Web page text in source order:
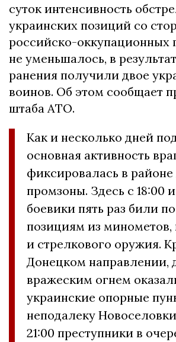
суток интенсивность
украинских позиций со
российско-оккупационных
не уменьшалось, в
ранения получили двое
воинов. Об этом сообщает
штаба АТО.
Как и несколько дней
основная активность
фиксировалась в
промзоны. Здесь с 18:00
боевики пять раз били
позициям из минометов,
и стрелкового оружия.
Донецком направлении,
вражеским огнем
украинские опорные
неподалеку
21:00 преступники в